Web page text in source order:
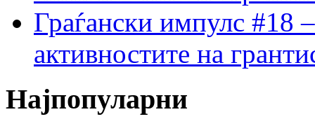
Граѓански импулс #18
активностите на
Најпопуларни